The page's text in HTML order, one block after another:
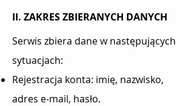
II. ZAKRES ZBIERANYCH DANYCH
Serwis zbiera dane w następujących
sytuacjach:
Rejestracja konta: imię, nazwisko,
adres e-mail, hasło.